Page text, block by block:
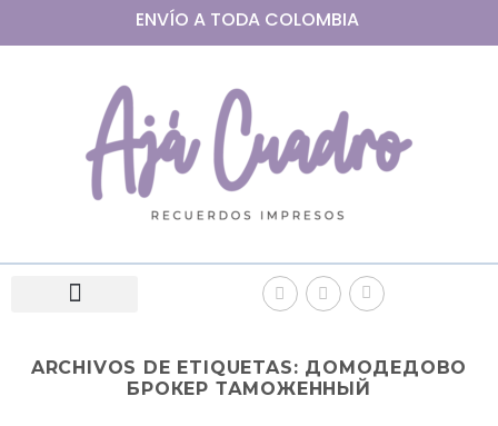
ENVÍO A TODA COLOMBIA
ARCHIVOS DE ETIQUETAS: ДОМОДЕДОВО
БРОКЕР ТАМОЖЕННЫЙ